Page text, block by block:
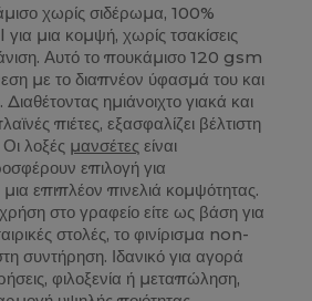
χωρίς σιδέρωμα, 100%
μια κομψή, χωρίς τσακίσεις
Αυτό το πουκάμισο 120 gsm
με το διαπνέον ύφασμά του και
ημιάνοιχτο γιακά και
πιέτες, εξασφαλίζει βέλτιστη
λοξές μανσέτες είναι
επιλογή για
επιπλέον πινελιά κομψότητας.
στο γραφείο είτε ως βάση για
στολές, το φινίρισμα non-
συντήρηση. Ιδανικό για αγορά
φιλοξενία ή μεταπώληση,